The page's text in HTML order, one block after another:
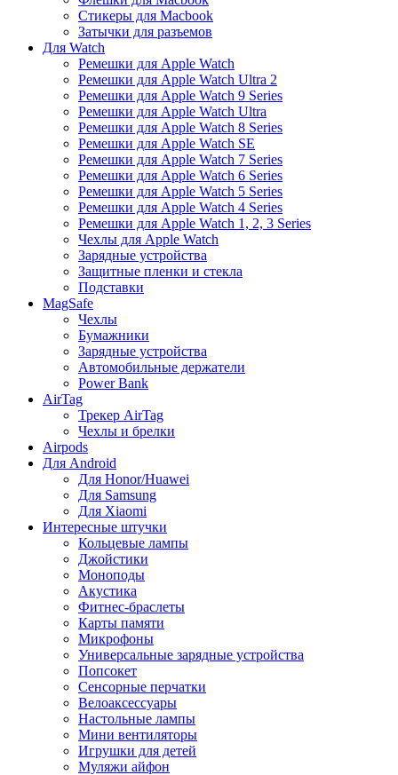
Стикеры для Macbook
Затычки для разъемов
Для Watch
Ремешки для Apple Watch
Ремешки для Apple Watch Ultra 2
Ремешки для Apple Watch 9 Series
Ремешки для Apple Watch Ultra
Ремешки для Apple Watch 8 Series
Ремешки для Apple Watch SE
Ремешки для Apple Watch 7 Series
Ремешки для Apple Watch 6 Series
Ремешки для Apple Watch 5 Series
Ремешки для Apple Watch 4 Series
Ремешки для Apple Watch 1, 2, 3 Series
Чехлы для Apple Watch
Зарядные устройства
Защитные пленки и стекла
Подставки
MagSafe
Чехлы
Бумажники
Зарядные устройства
Автомобильные держатели
Power Bank
AirTag
Трекер AirTag
Чехлы и брелки
Airpods
Для Android
Для Honor/Huawei
Для Samsung
Для Xiaomi
Интересные штучки
Кольцевые лампы
Джойстики
Моноподы
Акустика
Фитнес-браслеты
Карты памяти
Микрофоны
Универсальные зарядные устройства
Попсокет
Сенсорные перчатки
Велоаксессуары
Настольные лампы
Мини вентиляторы
Игрушки для детей
Муляжи айфон